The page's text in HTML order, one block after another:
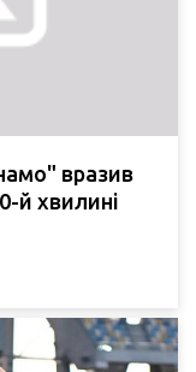
вразив
й хвилині